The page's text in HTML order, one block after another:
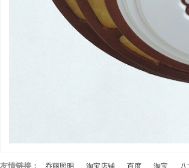
友情链接： 乔丽照明 淘宝店铺 百度 淘宝